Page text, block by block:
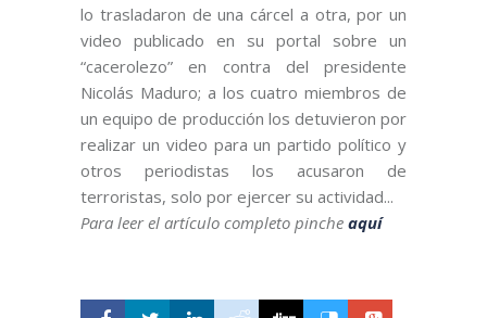
lo trasladaron de una cárcel a otra, por un
video publicado en su portal sobre un
“cacerolezo” en contra del presidente
Nicolás Maduro; a los cuatro miembros de
un equipo de producción los detuvieron por
realizar un video para un partido político y
otros periodistas los acusaron de
terroristas, solo por ejercer su actividad...
Para leer el artículo completo pinche aquí